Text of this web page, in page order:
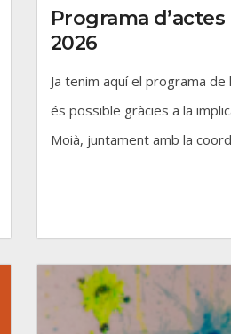
Programa
2026
Ja tenim aquí el programa
és possible gràcies a la
Moià, juntament amb la